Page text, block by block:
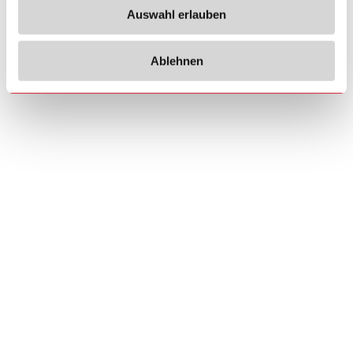
Auswahl erlauben
Ablehnen